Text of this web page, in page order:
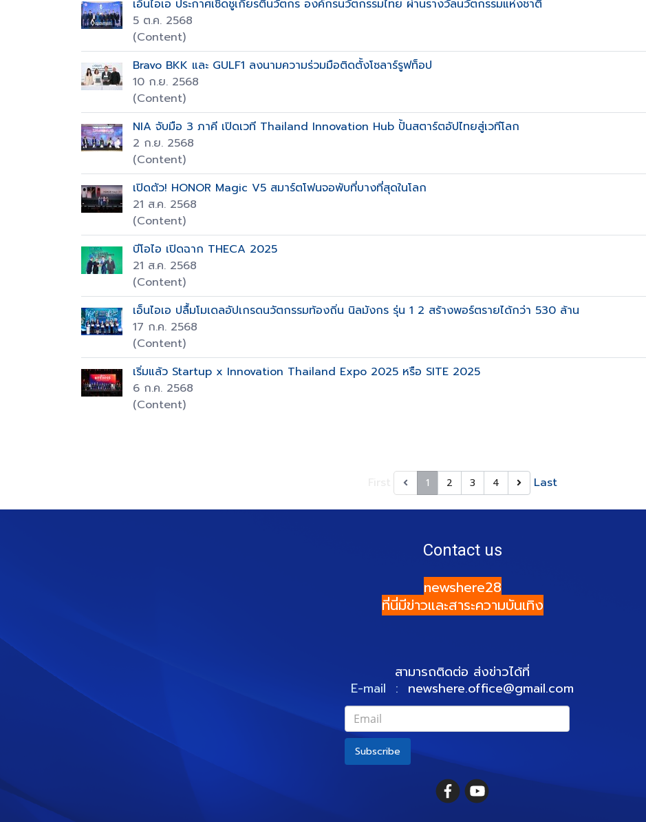
เอ็นไอเอ ประกาศเชิดชูเกียรตินวัตกร องค์กรนวัตกรรมไทย ผ่านรางวัลนวัตกรรมแห่งชาติ
5 ต.ค. 2568
(Content)
Bravo BKK และ GULF1 ลงนามความร่วมมือติดตั้งโซลาร์รูฟท็อป
10 ก.ย. 2568
(Content)
NIA จับมือ 3 ภาคี เปิดเวที Thailand Innovation Hub ปั้นสตาร์ตอัปไทยสู่เวทีโลก
2 ก.ย. 2568
(Content)
เปิดตัว! HONOR Magic V5 สมาร์ตโฟนจอพับที่บางที่สุดในโลก
21 ส.ค. 2568
(Content)
บีโอไอ เปิดฉาก THECA 2025
21 ส.ค. 2568
(Content)
เอ็นไอเอ ปลื้มโมเดลอัปเกรดนวัตกรรมท้องถิ่น นิลมังกร รุ่น 1 2 สร้างพอร์ตรายได้กว่า 530 ล้าน
17 ก.ค. 2568
(Content)
เริ่มแล้ว Startup x Innovation Thailand Expo 2025 หรือ SITE 2025
6 ก.ค. 2568
(Content)
1 2 3 4 Last
Contact us
newshere28
ที่นี่มีข่าวและสาระความบันเทิง
สามารถติดต่อ ส่งข่าวได้ที่
E-mail : newshere.office@gmail.com
Subscribe